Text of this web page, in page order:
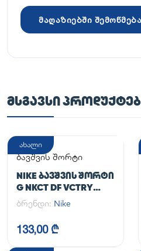
მაღაზიებში შემოწმება
ᲛᲡᲒᲐᲕᲡᲘ
ახალი
ბავშვის შორტი
NIKE ᲑᲐᲕᲨᲕᲘᲡ ᲨᲝᲠᲢᲘ
G NKCT DF VCTRY
FLOUNCY SKRT
ბრენდი: Nike
133,00 ₾